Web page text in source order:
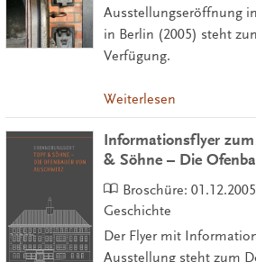
Ausstellungseröffnung
in Berlin (2005) steht
Verfügung.
Weiterlesen
Informationsflyer
& Söhne – Die
Broschüre:
Geschichte
Der Flyer mit
Ausstellung steht zum